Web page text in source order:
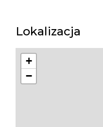
Lokalizacja
+
−